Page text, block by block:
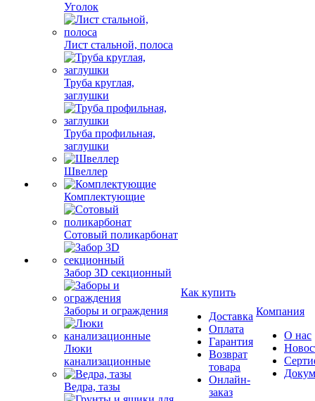
Уголок
Лист стальной, полоса
Труба круглая,
заглушки
Труба профильная,
заглушки
Швеллер
Комплектующие
Сотовый поликарбонат
Забор 3D секционный
Заборы и ограждения
Люки
канализационные
Ведра, тазы
Как купить
Доставка
Оплата
Гарантия
Возврат
товара
Онлайн-
заказ
Компания
О нас